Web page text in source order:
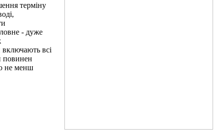
терміну
- дуже
включають всі
повинен
не менш